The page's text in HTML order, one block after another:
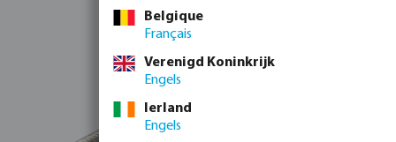
Afbeeldingengalerij overslaan
Belgique
Français
Verenigd Koninkrijk
Engels
Ierland
Engels